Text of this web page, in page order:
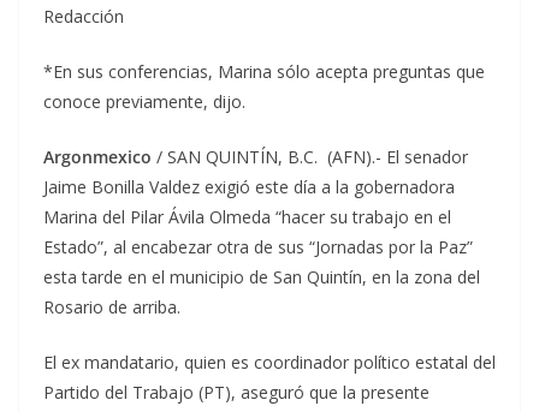
Redacción
*En sus conferencias, Marina sólo acepta preguntas que
conoce previamente, dijo.
Argonmexico / SAN QUINTÍN, B.C. (AFN).- El senador
Jaime Bonilla Valdez exigió este día a la gobernadora
Marina del Pilar Ávila Olmeda “hacer su trabajo en el
Estado”, al encabezar otra de sus “Jornadas por la Paz”
esta tarde en el municipio de San Quintín, en la zona del
Rosario de arriba.
El ex mandatario, quien es coordinador político estatal del
Partido del Trabajo (PT), aseguró que la presente